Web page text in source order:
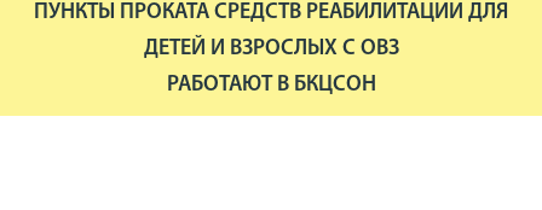
ПУНКТЫ ПРОКАТА СРЕДСТВ РЕАБИЛИТАЦИИ ДЛЯ
ДЕТЕЙ И ВЗРОСЛЫХ С ОВЗ
РАБОТАЮТ В БКЦСОН